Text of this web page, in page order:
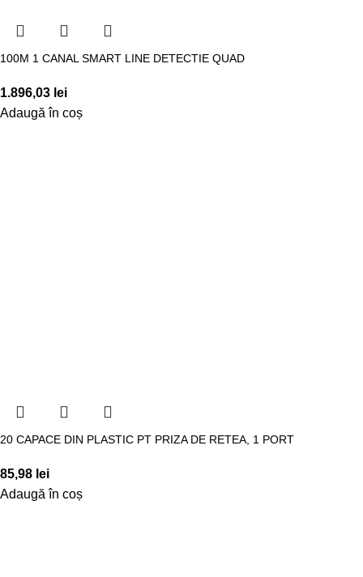
100M 1 CANAL SMART LINE DETECTIE QUAD
1.896,03 lei
Adaugă în coș
20 CAPACE DIN PLASTIC PT PRIZA DE RETEA, 1 PORT
85,98 lei
Adaugă în coș